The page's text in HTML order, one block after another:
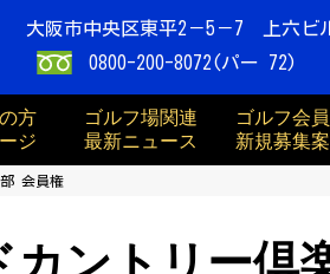
大阪市中央区東平2－5－7 上六ビ
0800-200-8072(パー 72)
方
ジ
ゴルフ場関連
最新ニュース
ゴルフ会
新規募集
会員権
ントリー倶